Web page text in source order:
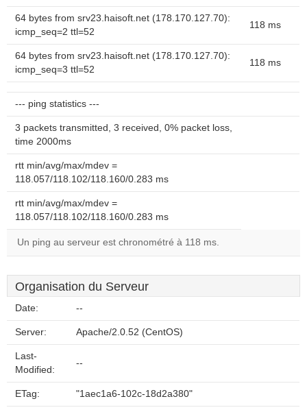
64 bytes from srv23.haisoft.net (178.170.127.70):
icmp_seq=2 ttl=52
118 ms
64 bytes from srv23.haisoft.net (178.170.127.70):
icmp_seq=3 ttl=52
118 ms
--- ping statistics ---
3 packets transmitted, 3 received, 0% packet loss,
time 2000ms
rtt min/avg/max/mdev =
118.057/118.102/118.160/0.283 ms
rtt min/avg/max/mdev =
118.057/118.102/118.160/0.283 ms
Un ping au serveur est chronométré à 118 ms.
Organisation du Serveur
Date: --
Server: Apache/2.0.52 (CentOS)
Last-
Modified:
--
ETag: "1aec1a6-102c-18d2a380"